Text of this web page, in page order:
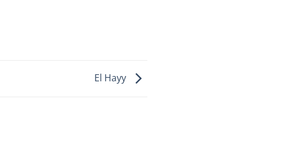
El Hayy